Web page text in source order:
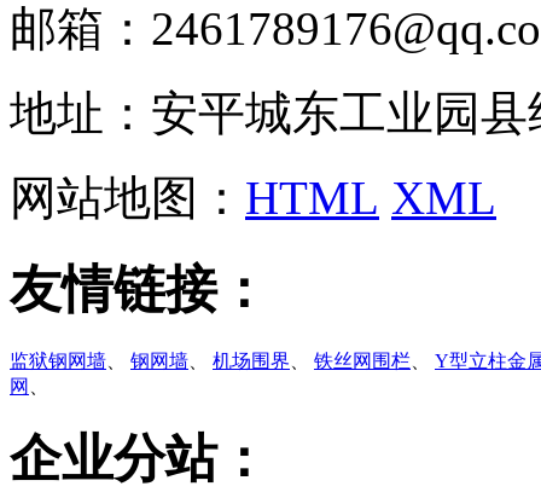
邮箱：
地址：安平城东工业园县
网站地图： HTML XML
友情链接：
监狱钢网墙 钢网墙 机场围界 铁丝网围栏
Y型立柱金
网
企业分站：